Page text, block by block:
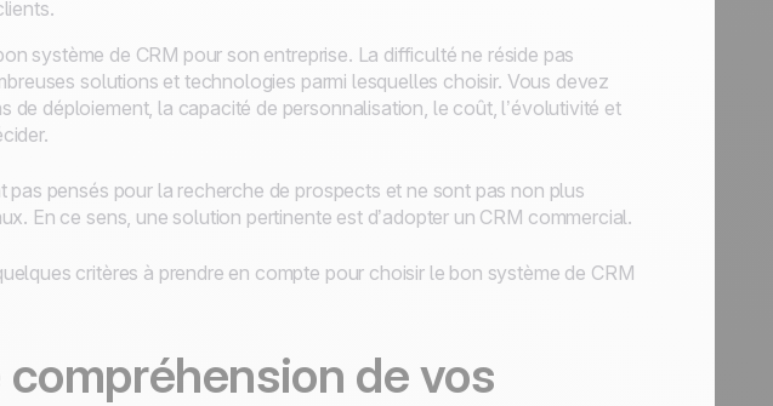
système de CRM pour son entreprise. La difficulté ne réside pas
solutions et technologies parmi lesquelles choisir. Vous devez
de déploiement, la capacité de personnalisation, le coût, l’évolutivité et
pas pensés pour la recherche de prospects et ne sont pas non plus
En ce sens, une solution pertinente est d’adopter un CRM commercial.
critères à prendre en compte pour choisir le bon système de CRM
de vos